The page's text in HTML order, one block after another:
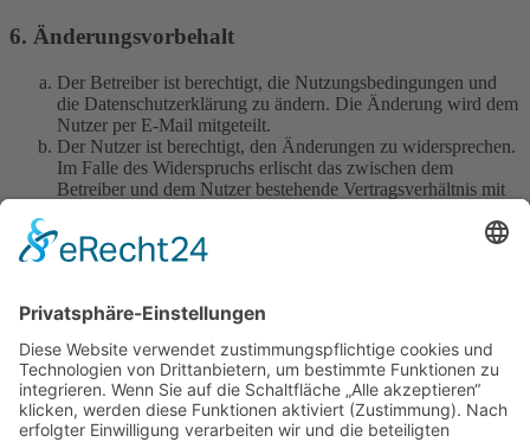
6. Änderungsvorbehalt
Der Betreiber ist berechtigt, die Nutzungsbedingungen und
die Datenschutzerklärung zu ändern. Die Änderung wird dem
Nutzer per E-Mail mitgeteilt.
Der Nutzer ist berechtigt, den Änderungen zu widersprechen.
Im Falle des Widerspruchs erlischt das zwischen dem
Betreiber und dem Nutzer bestehende Vertragsverhältnis mit
Die Änderungen gelten als anerkannt und verbindlich, wenn
der Nutzer den Änderungen zugestimmt hat.
sind in der Datenschutzerklärung enthalten.